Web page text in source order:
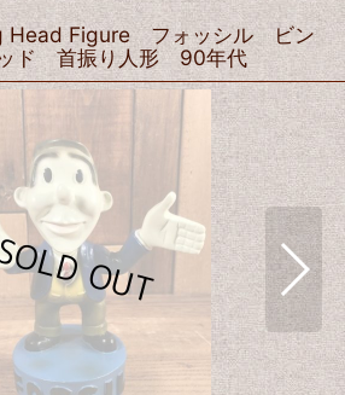
Head Figure フォッシル ビン
ド 首振り人形 90年代